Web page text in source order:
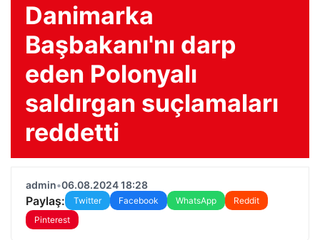
Danimarka
Başbakanı'nı darp
eden Polonyalı
saldırgan suçlamaları
reddetti
admin•06.08.2024 18:28
Paylaş: Twitter Facebook WhatsApp
Reddit
Pinterest